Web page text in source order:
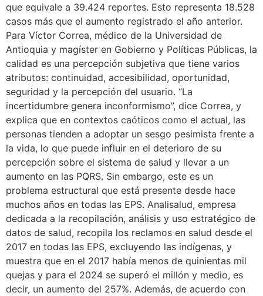
que equivale a 39.424 reportes. Esto representa 18.528
casos más que el aumento registrado el año anterior.
Para Víctor Correa, médico de la Universidad de
Antioquia y magíster en Gobierno y Políticas Públicas, la
calidad es una percepción subjetiva que tiene varios
atributos: continuidad, accesibilidad, oportunidad,
seguridad y la percepción del usuario. “La
incertidumbre genera inconformismo”, dice Correa, y
explica que en contextos caóticos como el actual, las
personas tienden a adoptar un sesgo pesimista frente a
la vida, lo que puede influir en el deterioro de su
percepción sobre el sistema de salud y llevar a un
aumento en las PQRS. Sin embargo, este es un
problema estructural que está presente desde hace
muchos años en todas las EPS. Analisalud, empresa
dedicada a la recopilación, análisis y uso estratégico de
datos de salud, recopila los reclamos en salud desde el
2017 en todas las EPS, excluyendo las indígenas, y
muestra que en el 2017 había menos de quinientas mil
quejas y para el 2024 se superó el millón y medio, es
decir, un aumento del 257%. Además, de acuerdo con